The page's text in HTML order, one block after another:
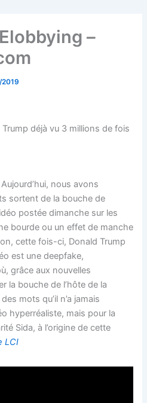
–
2019
déjà vu 3 millions de fois
nous avons
sortent de la bouche de
postée dimanche sur les
bourde ou un effet de manche
cette fois-ci, Donald Trump
est une deepfake,
grâce aux nouvelles
la bouche de l’hôte de la
mots qu’il n’a jamais
hyperréaliste, mais pour la
Sida, à l’origine de cette
LCI